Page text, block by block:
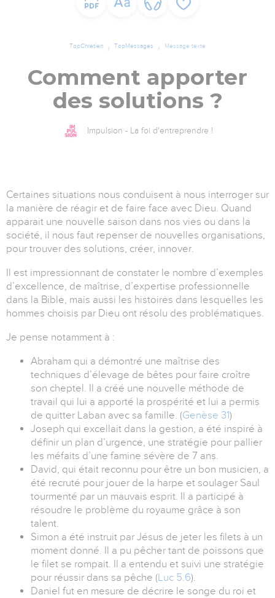
TopChrétien TopMessages Message texte
Comment apporter
des solutions ?
Impulsion - La foi d'entreprendre !
Certaines situations nous conduisent à nous interroger sur
la manière de réagir et de faire face avec Dieu. Quand
apparait une nouvelle saison dans nos vies ou dans la
société, il nous faut repenser de nouvelles organisations,
pour trouver des solutions, créer, innover.
Il est impressionnant de constater le nombre d’exemples
d’excellence, de maîtrise, d’expertise professionnelle
dans la Bible, mais aussi les histoires dans lesquelles les
hommes choisis par Dieu ont résolu des problématiques.
Je pense notamment à :
Abraham qui a démontré une maîtrise des
techniques d’élevage de bêtes pour faire croître
son cheptel. Il a créé une nouvelle méthode de
travail qui lui a apporté la prospérité et lui a permis
de quitter Laban avec sa famille. (Genèse 31)
Joseph qui excellait dans la gestion, a été inspiré à
définir un plan d’urgence, une stratégie pour pallier
les méfaits d’une famine sévère de 7 ans.
David, qui était reconnu pour être un bon musicien, a
été recruté pour jouer de la harpe et soulager Saul
tourmenté par un mauvais esprit. Il a participé à
résoudre le problème du royaume grâce à son
talent.
Simon a été instruit par Jésus de jeter les filets à un
moment donné. Il a pu pêcher tant de poissons que
le filet se rompait. Il a entendu et suivi une stratégie
pour réussir dans sa pêche (Luc 5.6).
Daniel fut en mesure de décrire le songe du roi et